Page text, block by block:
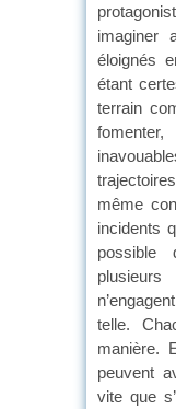
imaginer
éloignés
étant
terrain
même
incidents
possible
telle.
manière.
peuvent
vite que